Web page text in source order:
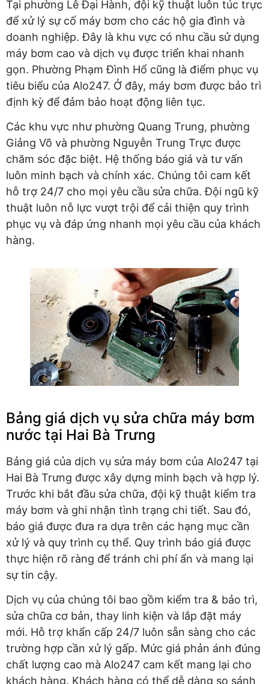
Tại phường Lê Đại Hành, đội kỹ thuật luôn túc trực
để xử lý sự cố máy bơm cho các hộ gia đình và
doanh nghiệp. Đây là khu vực có nhu cầu sử dụng
máy bơm cao và dịch vụ được triển khai nhanh
gọn. Phường Phạm Đình Hổ cũng là điểm phục vụ
tiêu biểu của Alo247. Ở đây, máy bơm được bảo trì
định kỳ để đảm bảo hoạt động liên tục.
Các khu vực như phường Quang Trung, phường
Giảng Võ và phường Nguyễn Trung Trực được
chăm sóc đặc biệt. Hệ thống báo giá và tư vấn
luôn minh bạch và chính xác. Chúng tôi cam kết
hỗ trợ 24/7 cho mọi yêu cầu sửa chữa. Đội ngũ kỹ
thuật luôn nỗ lực vượt trội để cải thiện quy trình
phục vụ và đáp ứng nhanh mọi yêu cầu của khách
hàng.
Bảng giá dịch vụ sửa chữa máy bơm
nước tại Hai Bà Trưng
Bảng giá của dịch vụ sửa máy bơm của Alo247 tại
Hai Bà Trưng được xây dựng minh bạch và hợp lý.
Trước khi bắt đầu sửa chữa, đội kỹ thuật kiểm tra
máy bơm và ghi nhận tình trạng chi tiết. Sau đó,
báo giá được đưa ra dựa trên các hạng mục cần
xử lý và quy trình cụ thể. Quy trình báo giá được
thực hiện rõ ràng để tránh chi phí ẩn và mang lại
sự tin cậy.
Dịch vụ của chúng tôi bao gồm kiểm tra & bảo trì,
sửa chữa cơ bản, thay linh kiện và lắp đặt máy
mới. Hỗ trợ khẩn cấp 24/7 luôn sẵn sàng cho các
trường hợp cần xử lý gấp. Mức giá phản ánh đúng
chất lượng cao mà Alo247 cam kết mang lại cho
khách hàng. Khách hàng có thể dễ dàng so sánh